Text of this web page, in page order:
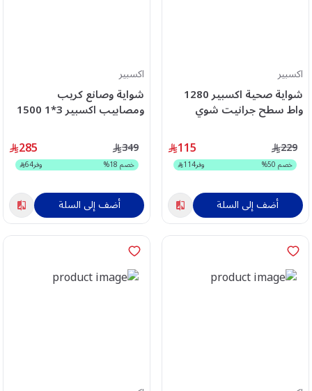
اكسبير
شواية صحية اكسبير 1280
واط سطح جرانيت شوي
115 229
خصم 50
% وفر114
أضف إلى السلة
اكسبير
شواية وصانع كريب
ومصابيب اكسبير 3*1 1500
285 349
خصم18
% وفر64
أضف إلى السلة